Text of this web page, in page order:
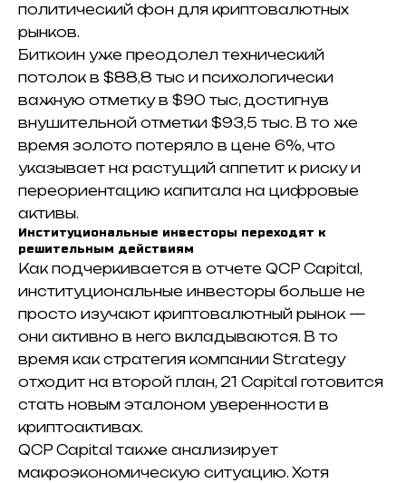
политический фон для криптовалютных
рынков.
Биткоин уже преодолел технический
потолок в $88,8 тыс и психологически
важную отметку в $90 тыс, достигнув
внушительной отметки $93,5 тыс. В то же
время золото потеряло в цене 6%, что
указывает на растущий аппетит к риску и
переориентацию капитала на цифровые
активы.
Институциональные инвесторы переходят к
решительным действиям
Как подчеркивается в отчете QCP Capital,
институциональные инвесторы больше не
просто изучают криптовалютный рынок —
они активно в него вкладываются. В то
время как стратегия компании Strategy
отходит на второй план, 21 Capital готовится
стать новым эталоном уверенности в
криптоактивах.
QCP Capital также анализирует
макроэкономическую ситуацию. Хотя